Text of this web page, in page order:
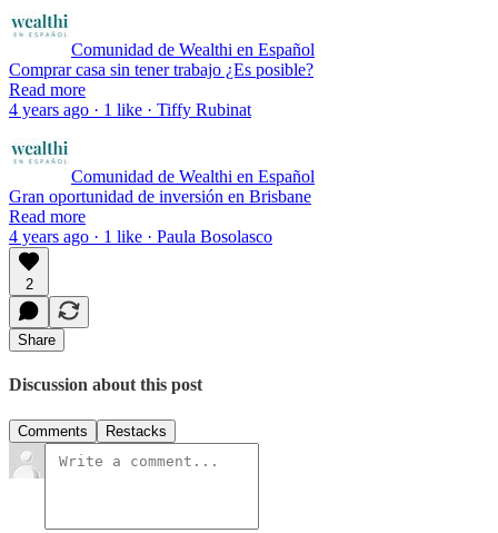
Comunidad de Wealthi en Español
Comprar casa sin tener trabajo ¿Es posible?
Read more
4 years ago · 1 like · Tiffy Rubinat
Comunidad de Wealthi en Español
Gran oportunidad de inversión en Brisbane
Read more
4 years ago · 1 like · Paula Bosolasco
2
Share
Discussion about this post
Comments Restacks